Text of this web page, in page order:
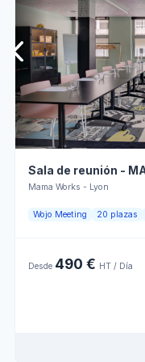
Jueves
Viernes
Sábado
Domingo
Informaciones
Ambiente
para
trabajar
Disposición
informal
Miércoles
Sala de reunión -
Mama Works - Lyon
Wojo Meeting 20 plazas
Desde 490 € HT / Día